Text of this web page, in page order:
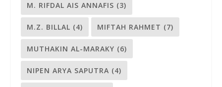
M. RIFDAL AIS ANNAFIS (3)
M.Z. BILLAL (4) MIFTAH RAHMET (7)
MUTHAKIN AL-MARAKY (6)
NIPEN ARYA SAPUTRA (4)